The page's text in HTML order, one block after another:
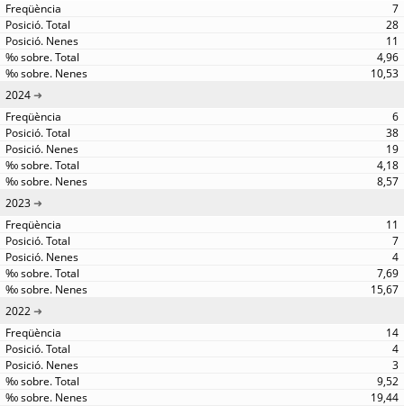
7
28
11
4,96
10,53
2024
6
38
19
4,18
8,57
2023
11
7
4
7,69
15,67
2022
14
4
3
9,52
19,44